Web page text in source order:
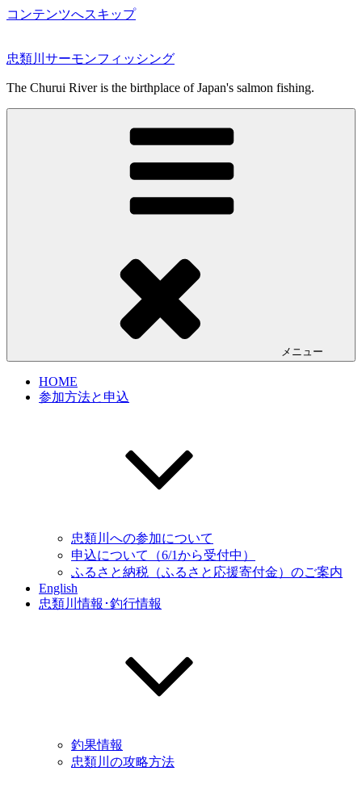
コンテンツへスキップ
忠類川サーモンフィッシング
The Churui River is the birthplace of Japan's salmon fishing.
メニュー
HOME
参加方法と申込
忠類川への参加について
申込について（6/1から受付中）
ふるさと納税（ふるさと応援寄付金）のご案内
English
忠類川情報･釣行情報
釣果情報
忠類川の攻略方法